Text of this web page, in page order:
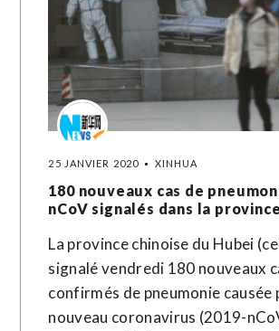
25 JANVIER 2020 XINHUA
180 nouveaux cas de
nCoV signalés dans la
La province chinoise du Hubei
signalé vendredi 180 nouveaux
confirmés de pneumonie causée
nouveau coronavirus (2019-